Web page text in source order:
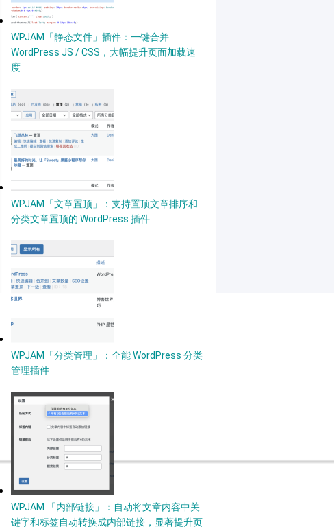
WPJAM「静态文件」插件：一键合并
WordPress JS / CSS，大幅提升页面加载速
度
WPJAM「文章置顶」：支持置顶文章排序和
分类文章置顶的 WordPress 插件
WPJAM「分类管理」：全能 WordPress 分类
管理插件
WPJAM 「内部链接」：自动将文章内容中关
键字和标签自动转换成内部链接，显著提升页